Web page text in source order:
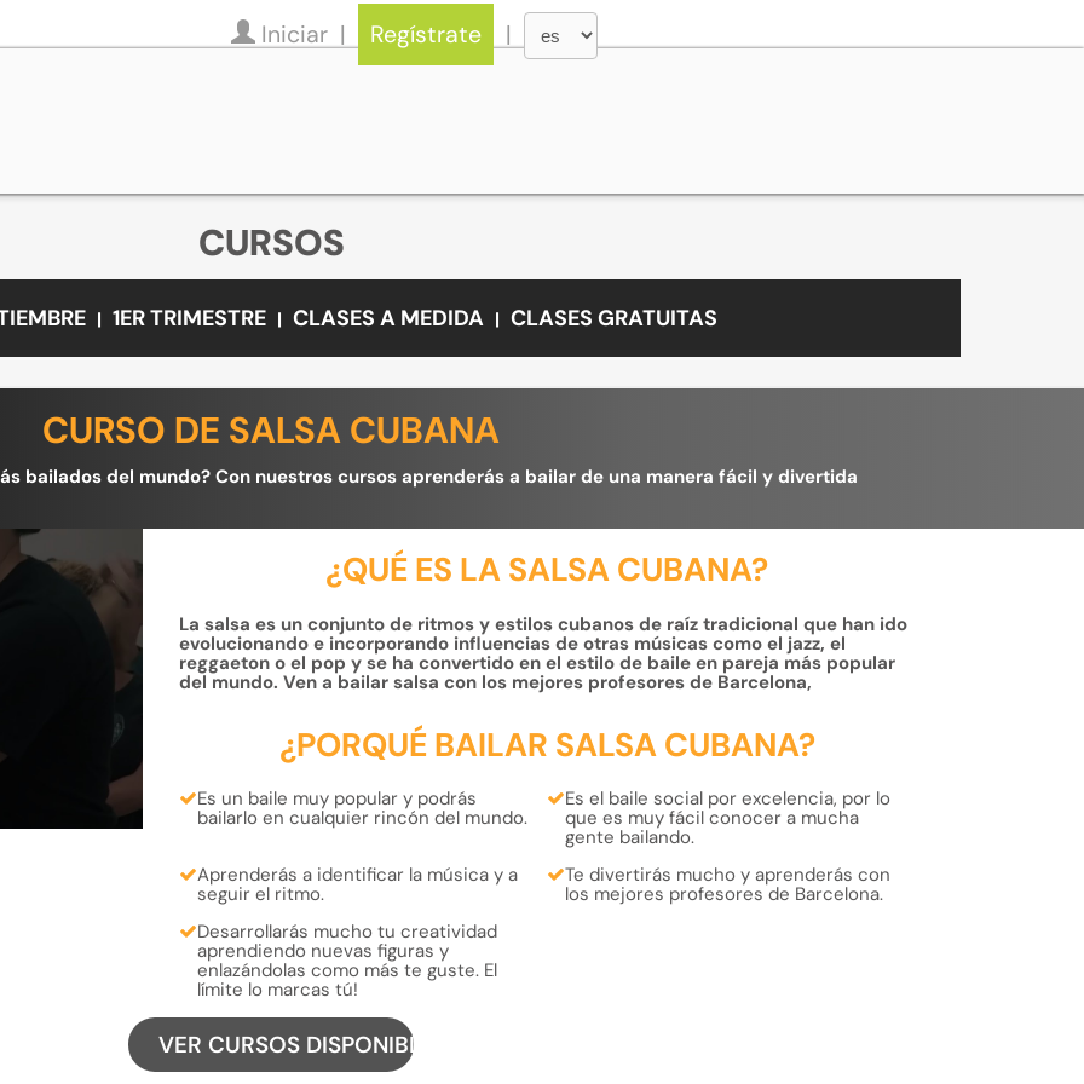
Iniciar Regístrate
CURSOS
1ER TRIMESTRE CLASES A MEDIDA CLASES GRATUITAS
CURSO DE SALSA CUBANA
bailados del mundo? Con nuestros cursos aprenderás a bailar de una manera fácil y divertida
¿QUÉ ES LA SALSA CUBANA?
La salsa es un conjunto de ritmos y estilos cubanos de raíz tradicional que han ido
evolucionando e incorporando influencias de otras músicas como el jazz, el
reggaeton o el pop y se ha convertido en el estilo de baile en pareja más popular
del mundo. Ven a bailar salsa con los mejores profesores de Barcelona,
¿PORQUÉ BAILAR SALSA CUBANA?
Es un baile muy popular y podrás
bailarlo en cualquier rincón delmundo.
Es el baile social por excelencia, por lo
que es muy fácilconocer a mucha
gente bailando.
Aprenderás aidentificar la música ya
seguir el ritmo.
Tedivertirás mucho y aprenderáscon
los mejores profesores de Barcelona.
Desarrollarás mucho tu creatividad
aprendiendo nuevas figuras y
enlazándolas como más te guste. El
límite lo marcas tú!
VER CURSOS DISPONIBLES